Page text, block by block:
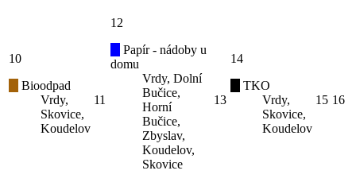
10
Bioodpad
Vrdy,
Skovice,
Koudelov
11
12
Papír - nádoby u
domu
Vrdy, Dolní
Bučice,
Horní
Bučice,
Zbyslav,
Koudelov,
Skovice
13
14
TKO
Vrdy,
Skovice,
Koudelov
15 16